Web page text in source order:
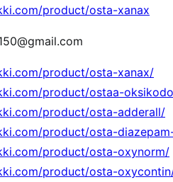
product/osta-xanax
product/osta-xanax/
product/ostaa-
product/osta-adderall/
product/osta-
product/osta-oxynorm/
product/osta-